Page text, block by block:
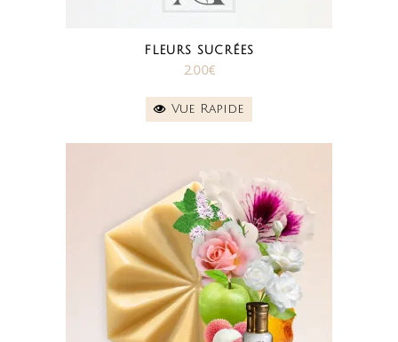
FLEURS SUCRÉES
2.00€
Vue Rapide